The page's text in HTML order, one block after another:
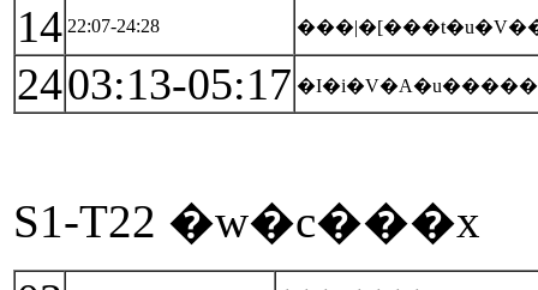
14 22:07-24:28
2403:13-05:17
S1-T22 �w�c���x